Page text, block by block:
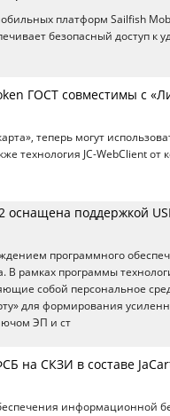
платформ Sailfish
безопасный доступ к
ГОСТ совместимы с
теперь могут
технология JC-WebClient
оснащена поддержкой
программного
рамках программы
собой персональное
для формирования
ЭП и ст
на СКЗИ в составе
информационной